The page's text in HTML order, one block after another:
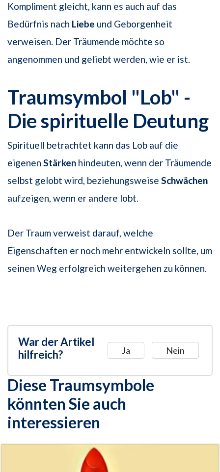
Kompliment gleicht, kann es auch auf das
Bedürfnis nach Liebe und Geborgenheit
verweisen. Der Träumende möchte so
angenommen und geliebt werden, wie er ist.
Traumsymbol "Lob" -
Die spirituelle Deutung
Spirituell betrachtet kann das Lob auf die
eigenen Stärken hindeuten, wenn der Träumende
selbst gelobt wird, beziehungsweise Schwächen
aufzeigen, wenn er andere lobt.
Der Traum verweist darauf, welche
Eigenschaften er noch mehr entwickeln sollte, um
seinen Weg erfolgreich weitergehen zu können.
War der Artikel
hilfreich?
Ja Nein
Diese Traumsymbole
könnten Sie auch
interessieren